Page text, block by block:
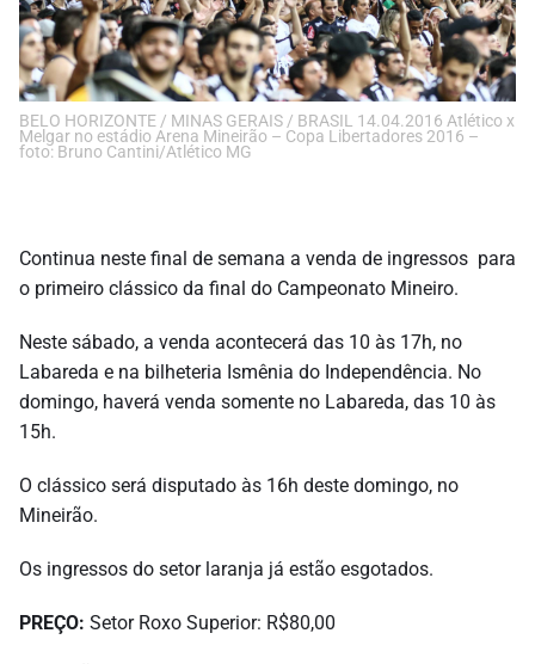
BELO HORIZONTE / MINAS GERAIS / BRASIL 14.04.2016 Atlético x
Melgar no estádio Arena Mineirão – Copa Libertadores 2016 –
foto: Bruno Cantini/Atlético MG
Continua neste final de semana a venda de ingressos para
o primeiro clássico da final do Campeonato Mineiro.
Neste sábado, a venda acontecerá das 10 às 17h, no
Labareda e na bilheteria Ismênia do Independência. No
domingo, haverá venda somente no Labareda, das 10 às
15h.
O clássico será disputado às 16h deste domingo, no
Mineirão.
Os ingressos do setor laranja já estão esgotados.
PREÇO: Setor Roxo Superior: R$80,00